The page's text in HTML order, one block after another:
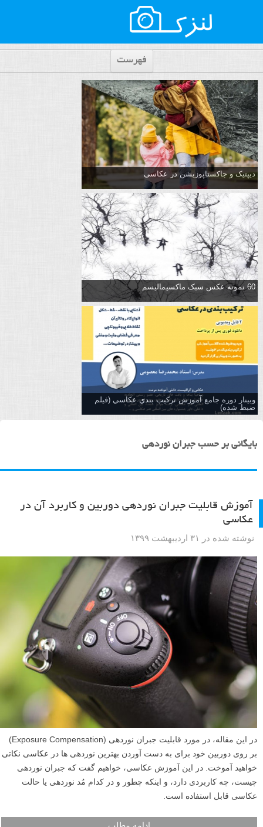
فهرست
دیپتیک و جاکستا‌پوزیشن در عکاسی
60 نمونه عکس سبک ماکسیمالیسم
وبینار دوره جامع آموزش تركيب بندي عكاسي (فیلم
ضبط شده)
بایگانی بر حسب جبران نوردهی
آموزش قابلیت جبران نوردهی دوربین و کاربرد آن در
عکاسی
نوشته شده در ۳۱ اردیبهشت ۱۳۹۹
در این مقاله، در مورد قابلیت جبران نوردهی (Exposure Compensation)
بر روی دوربین خود برای به دست آوردن بهترین نوردهی ها در عکاسی نکاتی
خواهید آموخت. در این آموزش عکاسی، خواهیم گفت که جبران نوردهی
چیست، چه کاربردی دارد، و اینکه چطور و در کدام مُد نوردهی یا حالت
عکاسی قابل استفاده است.